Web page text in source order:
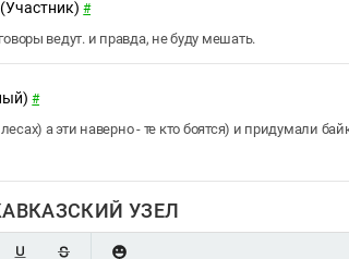
(Участник) #
ведут. и правда, не буду мешать.
#
а эти наверно - те кто боятся) и придумали
УЗЕЛ